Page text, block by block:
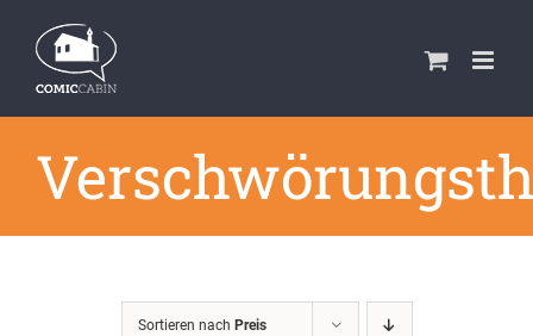
Inhalt
springen
Sortieren nach Preis